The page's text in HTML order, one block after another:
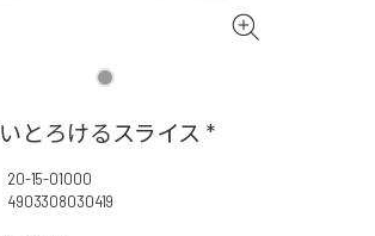
とろけるスライス *
20-15-01000
4903308030419